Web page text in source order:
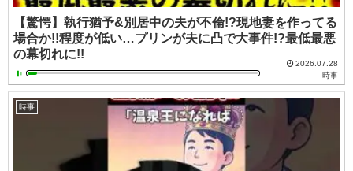
【驚愕】執行猶予&別居中の夫が不倫!?現地妻を作ってる
場合か!!程度が低い…プリンが夫に凸で大事件!?最低最悪
の幕切れに!!
2026.07.28
時事
時事